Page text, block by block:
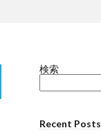
検索
Recent Posts